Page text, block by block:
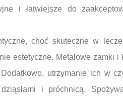
i łatwiejsze do
choć skuteczne w
estetyczne. Metalowe zamki i
utrzymanie ich w
i próchnicą.